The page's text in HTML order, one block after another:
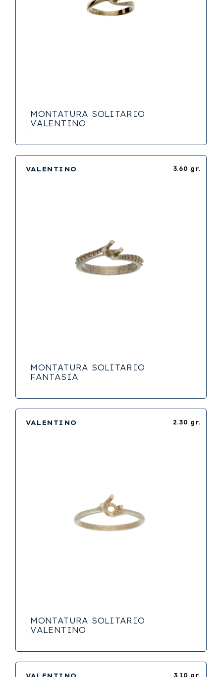
MONTATURA SOLITARIO
VALENTINO
3.60 gr.
VALENTINO
MONTATURA SOLITARIO
FANTASIA
2.30 gr.
VALENTINO
MONTATURA SOLITARIO
VALENTINO
3.10 gr.